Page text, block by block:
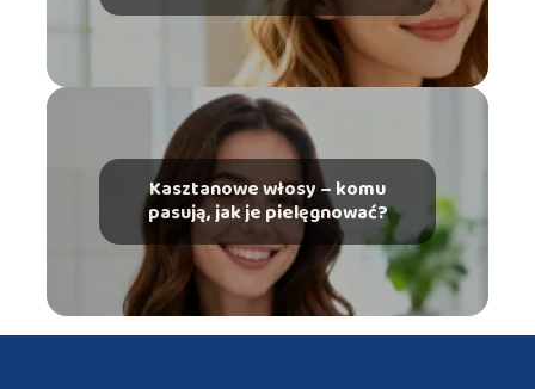
Kasztanowe włosy – komu
pasują, jak je pielęgnować?